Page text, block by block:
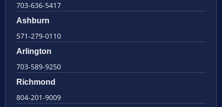
703-636-5417
Ashburn
571-279-0110
Arlington
703-589-9250
Richmond
804-201-9009